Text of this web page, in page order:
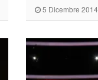
5 Dicembre 2014